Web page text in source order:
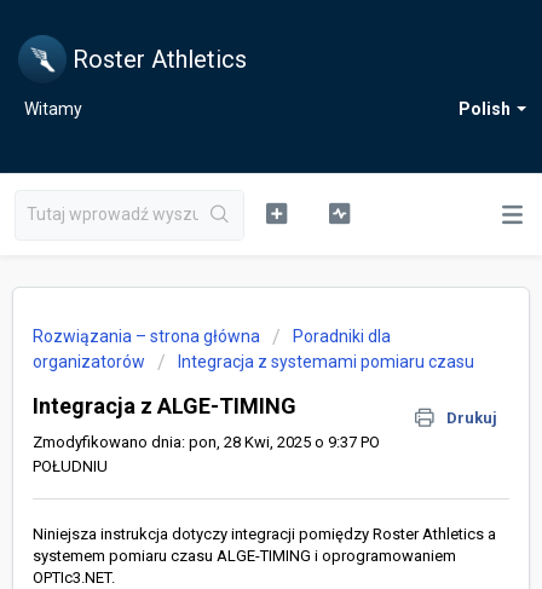
Roster Athletics
Polish
Witamy
Rozwiązania – strona główna
Poradniki dla
organizatorów
Integracja z systemami pomiaru czasu
Integracja z ALGE-TIMING
Drukuj
Zmodyfikowano dnia: pon, 28 Kwi, 2025 o 9:37 PO
POŁUDNIU
Niniejsza instrukcja dotyczy integracji pomiędzy Roster Athletics a
systemem pomiaru czasu ALGE-TIMING i oprogramowaniem
OPTIc3.NET.